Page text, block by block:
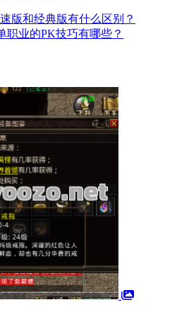
版和经典版有什么区别？
职业的PK技巧有哪些？